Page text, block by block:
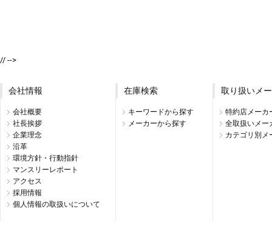
// -->
会社情報
会社概要
社長挨拶
企業理念
沿革
環境方針・行動指針
マンスリーレポート
アクセス
採用情報
個人情報の取扱いについて
在庫検索
キーワードから探す
メーカーから探す
取り扱いメ
特約店メーカ
全取扱いメー
カテゴリ別メ